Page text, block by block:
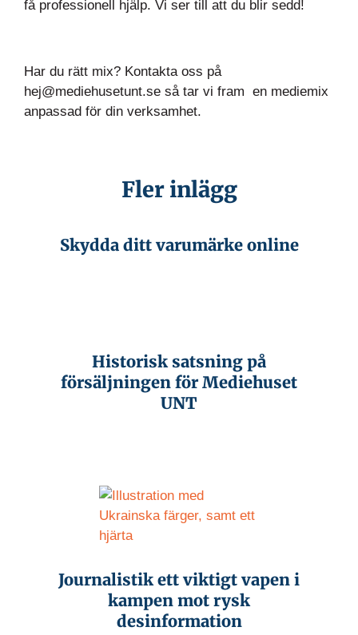
få professionell hjälp. Vi ser till att du blir sedd!
Har du rätt mix? Kontakta oss på
hej@mediehusetunt.se så tar vi fram en mediemix
anpassad för din verksamhet.
Fler inlägg
Skydda ditt varumärke online
Historisk satsning på
försäljningen för Mediehuset
UNT
Journalistik ett viktigt vapen i
kampen mot rysk
desinformation